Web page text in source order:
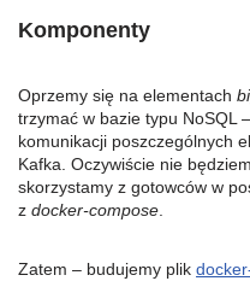
Komponenty
Oprzemy się na elementach
trzymać w bazie typu NoSQL
komunikacji poszczególnych
Kafka. Oczywiście nie
skorzystamy z gotowców w
z docker-compose
Zatem – budujemy plik